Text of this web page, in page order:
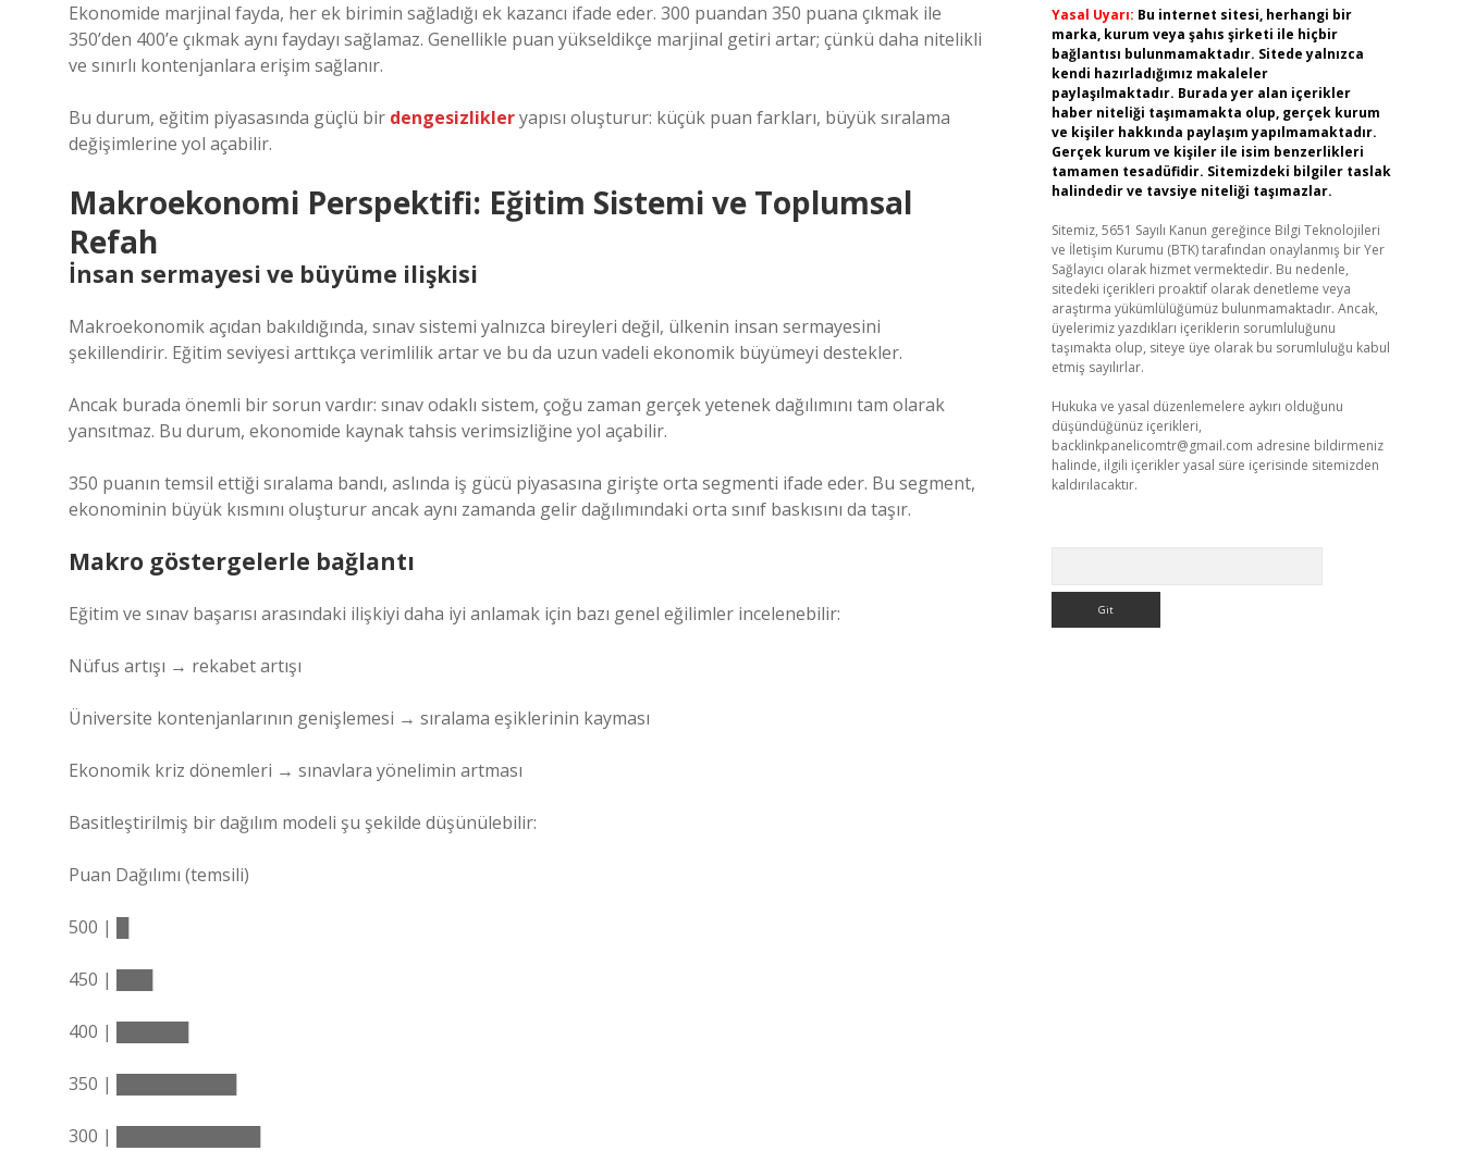
Ekonomide marjinal fayda, her ek birimin sağladığı ek kazancı ifade eder. 300 puandan 350 puana çıkmak ile
350’den 400’e çıkmak aynı faydayı sağlamaz. Genellikle puan yükseldikçe marjinal getiri artar; çünkü daha nitelikli
ve sınırlı kontenjanlara erişim sağlanır.
Bu durum, eğitim piyasasında güçlü bir dengesizlikleryapısı oluşturur: küçük puan farkları, büyük sıralama
değişimlerine yol açabilir.
Makroekonomi Perspektifi: Eğitim Sistemi ve Toplumsal
Refah
İnsan sermayesi ve büyüme ilişkisi
Makroekonomik açıdan bakıldığında, sınav sistemi yalnızca bireyleri değil, ülkenin insan sermayesini
şekillendirir. Eğitim seviyesi arttıkça verimlilik artar ve bu da uzun vadeli ekonomik büyümeyi destekler.
Ancak burada önemli bir sorun vardır: sınav odaklı sistem, çoğu zaman gerçek yetenek dağılımını tam olarak
yansıtmaz. Bu durum, ekonomide kaynak tahsis verimsizliğine yol açabilir.
350 puanın temsil ettiği sıralama bandı, aslında iş gücü piyasasına girişte orta segmenti ifade eder. Bu segment,
ekonominin büyük kısmını oluşturur ancak aynı zamanda gelir dağılımındaki orta sınıf baskısını da taşır.
Makro göstergelerle bağlantı
Eğitim ve sınav başarısı arasındaki ilişkiyi daha iyi anlamak için bazı genel eğilimler incelenebilir:
Nüfus artışı → rekabet artışı
Üniversite kontenjanlarının genişlemesi → sıralama eşiklerinin kayması
Ekonomik kriz dönemleri → sınavlara yönelimin artması
Basitleştirilmiş bir dağılım modeli şu şekilde düşünülebilir:
Puan Dağılımı (temsili)
500 | █
450 | ███
400 | ██████
350 | ██████████
300 | ████████████
Yasal Uyarı: Bu internet sitesi, herhangi bir
marka, kurum veya şahıs şirketi ile hiçbir
bağlantısı bulunmamaktadır. Sitede yalnızca
kendi hazırladığımız makaleler
paylaşılmaktadır. Burada yer alan içerikler
haber niteliği taşımamakta olup, gerçek kurum
ve kişiler hakkında paylaşım yapılmamaktadır.
Gerçek kurum ve kişiler ile isim benzerlikleri
tamamen tesadüfidir. Sitemizdeki bilgiler taslak
halindedir ve tavsiye niteliği taşımazlar.
Sitemiz, 5651 Sayılı Kanun gereğince Bilgi Teknolojileri
ve İletişim Kurumu (BTK) tarafından onaylanmış bir Yer
Sağlayıcı olarak hizmet vermektedir. Bu nedenle,
sitedeki içerikleri proaktif olarak denetleme veya
araştırma yükümlülüğümüz bulunmamaktadır. Ancak,
üyelerimiz yazdıkları içeriklerin sorumluluğunu
taşımakta olup, siteye üye olarak bu sorumluluğu kabul
etmiş sayılırlar.
Hukuka ve yasal düzenlemelere aykırı olduğunu
düşündüğünüz içerikleri,
backlinkpanelicomtr@gmail.com adresine bildirmeniz
halinde, ilgili içerikler yasal süre içerisinde sitemizden
kaldırılacaktır.